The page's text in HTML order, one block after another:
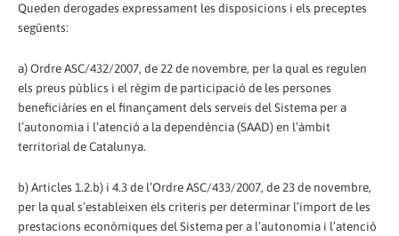
Queden derogades expressament les disposicions i els preceptes
següents:
a) Ordre ASC/432/2007, de 22 de novembre, per la qual es regulen
els preus públics i el règim de participació de les persones
beneficiàries en el finançament dels serveis del Sistema per a
l’autonomia i l’atenció a la dependència (SAAD) en l’àmbit
territorial de Catalunya.
b) Articles 1.2.b) i 4.3 de l’Ordre ASC/433/2007, de 23 de novembre,
per la qual s’estableixen els criteris per determinar l’import de les
prestacions econòmiques del Sistema per a l’autonomia i l’atenció